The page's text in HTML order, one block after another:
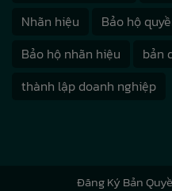
Nhãn hiệu
Bảo hộ
Bảo hộ nhãn hiệu
bản
thành lập doanh nghiệp
Đăng Ký Bản